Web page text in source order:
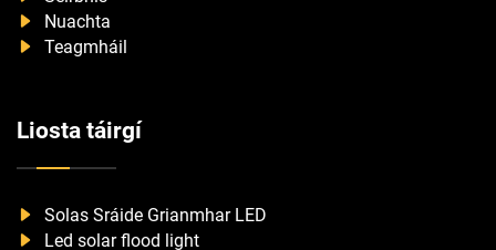
Nuachta
Teagmháil
Liosta táirgí
Solas Sráide Grianmhar LED
Led solar flood light